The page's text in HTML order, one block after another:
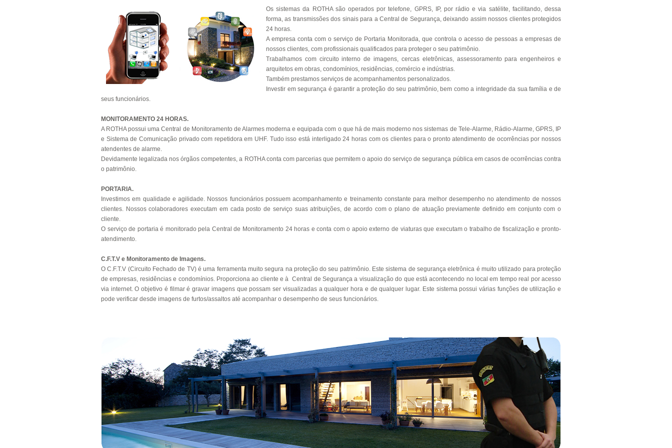
Os sistemas da ROTHA são operados por telefone, GPRS, IP, por rádio e via satélite, facilitando, dessa
forma, as transmissões dos sinais para a Central de Segurança, deixando assim nossos clientes protegidos
24 horas.
A empresa conta com o serviço de Portaria Monitorada, que controla o acesso de pessoas a empresas de
nossos clientes, com profissionais qualificados para proteger o seu patrimônio.
Trabalhamos com circuito interno de imagens, cercas eletrônicas, assessoramento para engenheiros e
arquitetos em obras, condomínios, residências, comércio e indústrias.
Também prestamos serviços de acompanhamentos personalizados.
Investir em segurança é garantir a proteção do seu patrimônio, bem como a integridade da sua família e de
seus funcionários.
MONITORAMENTO 24 HORAS.
A ROTHA possui uma Central de Monitoramento de Alarmes moderna e equipada com o que há de mais moderno nos sistemas de Tele-Alarme, Rádio-Alarme, GPRS, IP
e Sistema de Comunicação privado com repetidora em UHF. Tudo isso está interligado 24 horas com os clientes para o pronto atendimento de ocorrências por nossos
atendentes de alarme.
Devidamente legalizada nos órgãos competentes, a ROTHA conta com parcerias que permitem o apoio do serviço de segurança pública em casos de ocorrências contra
o patrimônio.
PORTARIA.
Investimos em qualidade e agilidade. Nossos funcionários possuem acompanhamento e treinamento constante para melhor desempenho no atendimento de nossos
clientes. Nossos colaboradores executam em cada posto de serviço suas atribuições, de acordo com o plano de atuação previamente definido em conjunto com o
cliente.
O serviço de portaria é monitorado pela Central de Monitoramento 24 horas e conta com o apoio externo de viaturas que executam o trabalho de fiscalização e pronto-
atendimento.
C.F.T.V e Monitoramento de Imagens.
O C.F.T.V (Circuito Fechado de TV) é uma ferramenta muito segura na proteção do seu patrimônio. Este sistema de segurança eletrônica é muito utilizado para proteção
de empresas, residências e condomínios. Proporciona ao cliente e à Central de Segurança a visualização do que está acontecendo no local em tempo real por acesso
via internet. O objetivo é filmar é gravar imagens que possam ser visualizadas a qualquer hora e de qualquer lugar. Este sistema possui várias funções de utilização e
pode verificar desde imagens de furtos/assaltos até acompanhar o desempenho de seus funcionários.